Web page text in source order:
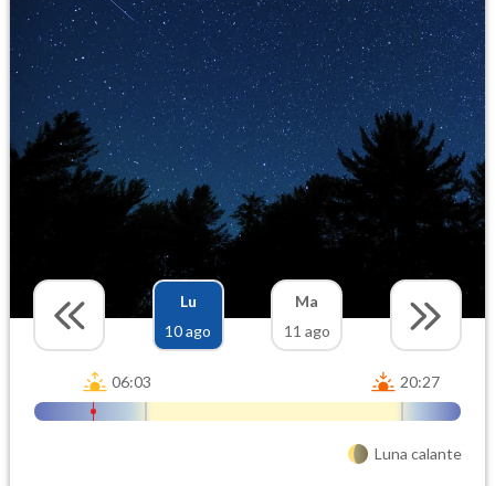
Lu
10 ago
Ma
11 ago
06:03 20:27
Luna calante